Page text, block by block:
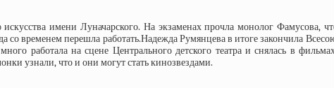
имени Луначарского. На экзаменах прочла монолог Фамусова,
временем перешла работать.Надежда Румянцева в итоге закончила
работала на сцене Центрального детского театра и снялась в
узнали, что и они могут стать кинозвездами.